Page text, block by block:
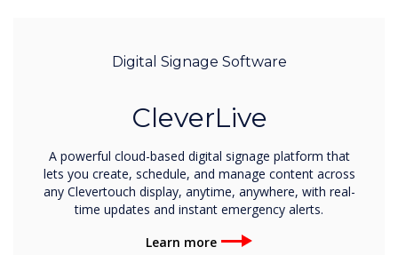
Digital Signage Software
CleverLive
A powerful cloud-based digital signage platform that
lets you create, schedule, and manage content across
any Clevertouch display, anytime, anywhere, with real-
time updates and instant emergency alerts.
Learn more